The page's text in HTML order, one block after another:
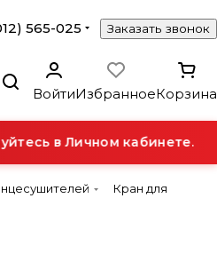
565-025 Заказать звонок
ВойтиИзбранноеКорзина
в Личном кабинете.
Кран для